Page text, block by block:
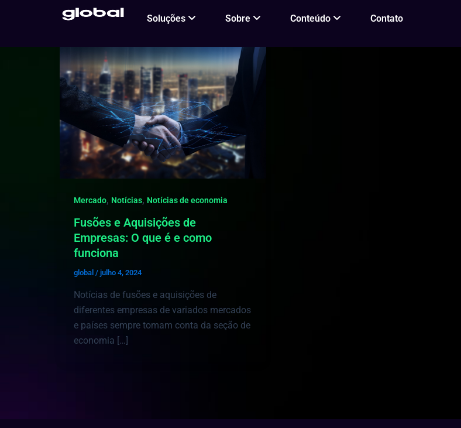
Soluções Sobre Conteúdo Contato
Mercado, Notícias, Notícias de economia
Fusões e Aquisições de
Empresas: O que é e como
funciona
global / julho 4, 2024
Notícias de fusões e aquisições de
diferentes empresas de variados mercados
e países sempre tomam conta da seção de
economia […]